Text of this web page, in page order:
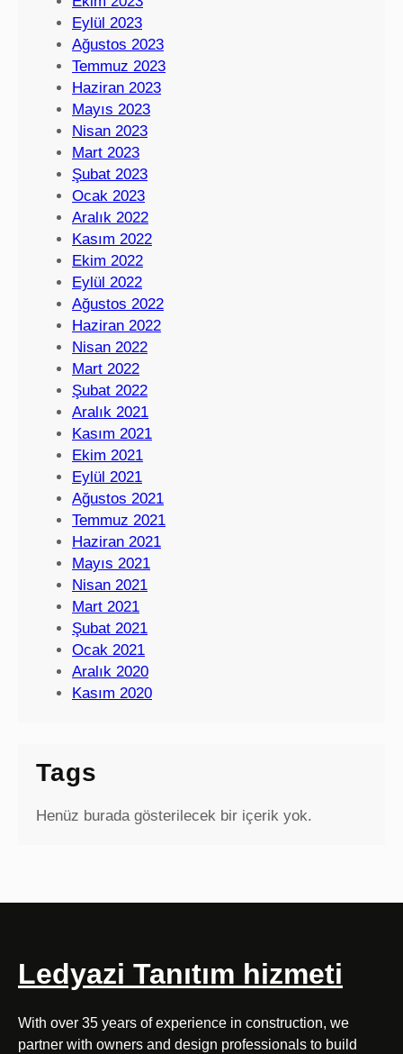
Eylül 2023
Ağustos 2023
Temmuz 2023
Haziran 2023
Mayıs 2023
Nisan 2023
Mart 2023
Şubat 2023
Ocak 2023
Aralık 2022
Kasım 2022
Ekim 2022
Eylül 2022
Ağustos 2022
Haziran 2022
Nisan 2022
Mart 2022
Şubat 2022
Aralık 2021
Kasım 2021
Ekim 2021
Eylül 2021
Ağustos 2021
Temmuz 2021
Haziran 2021
Mayıs 2021
Nisan 2021
Mart 2021
Şubat 2021
Ocak 2021
Aralık 2020
Kasım 2020
Tags
Henüz burada gösterilecek bir içerik yok.
Ledyazi Tanıtım hizmeti
With over 35 years of experience in construction, we
partner with owners and design professionals to build